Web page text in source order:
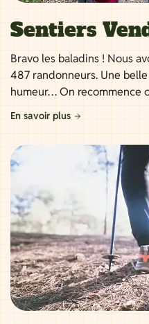
Sentiers
Bravo les baladins ! Nous
487 randonneurs. Une
humeur… On recommence
En savoir plus